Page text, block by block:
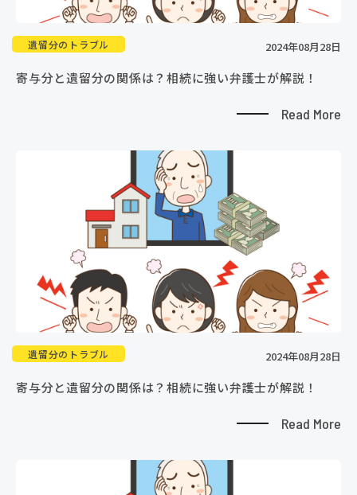
遺留分のトラブル 2024年08月28日
寄与分と遺留分の関係は？相続に強い弁護士が解説！
Read More
遺留分のトラブル 2024年08月28日
寄与分と遺留分の関係は？相続に強い弁護士が解説！
Read More